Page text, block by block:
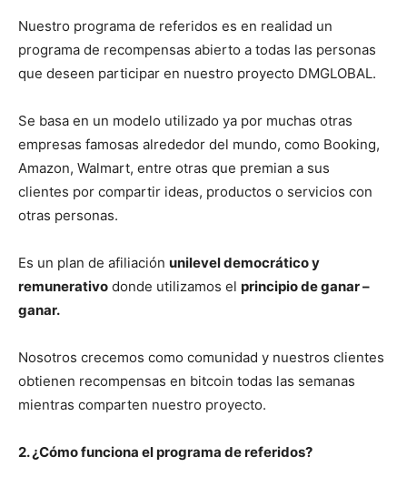
Nuestro programa de referidos es en realidad un
programa de recompensas abierto a todas las personas
que deseen participar en nuestro proyecto DMGLOBAL.
Se basa en un modelo utilizado ya por muchas otras
empresas famosas alrededor del mundo, como Booking,
Amazon, Walmart, entre otras que premian a sus
clientes por compartir ideas, productos o servicios con
otras personas.
Es un plan de afiliación unilevel democrático y
remunerativo donde utilizamos el principio de ganar –
ganar.
Nosotros crecemos como comunidad y nuestros clientes
obtienen recompensas en bitcoin todas las semanas
mientras comparten nuestro proyecto.
2. ¿Cómo funciona el programa de referidos?